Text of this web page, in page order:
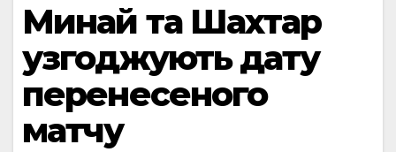
Минай та Шахтар
узгоджують дату
перенесеного
матчу